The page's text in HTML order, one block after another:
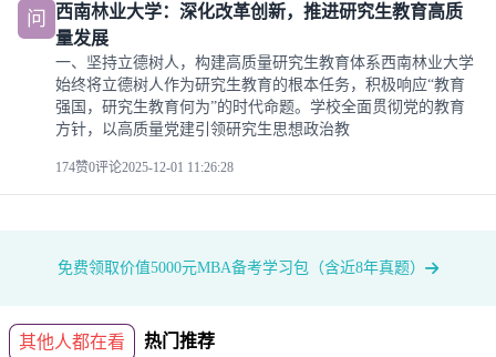
问
西南林业大学：深化改革创新，推进研究生教育高质
量发展
一、坚持立德树人，构建高质量研究生教育体系西南林业大学
始终将立德树人作为研究生教育的根本任务，积极响应“教育
强国，研究生教育何为”的时代命题。学校全面贯彻党的教育
方针，以高质量党建引领研究生思想政治教
174赞0评论2025-12-01 11:26:28
免费领取价值5000元MBA备考学习包（含近8年真题）
其他人都在看 热门推荐